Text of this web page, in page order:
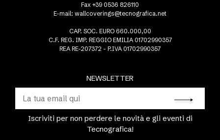
NEWSLETTER
Iscriviti per non perdere le novità e gli eventi di
Tecnografica!
Fax +39 0536 826110
E-mail: wallcoverings@tecnografica.net
CAP. SOC. EURO 660.000,00
C.F. REG. IMP. REGGIO EMILIA 01702990357
REA RE-207372 - P.IVA 01702990357